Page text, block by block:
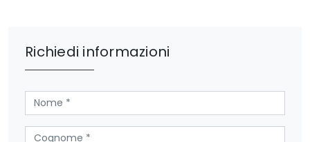
Richiedi informazioni